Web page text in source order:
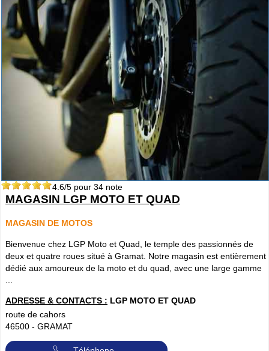
4.6/5 pour 34 note
MAGASIN LGP MOTO ET QUAD
MAGASIN DE MOTOS
Bienvenue chez LGP Moto et Quad, le temple des passionnés de
deux et quatre roues situé à Gramat. Notre magasin est entièrement
dédié aux amoureux de la moto et du quad, avec une large gamme
ADRESSE & CONTACTS : LGP MOTO ET QUAD
route de cahors
46500 - GRAMAT